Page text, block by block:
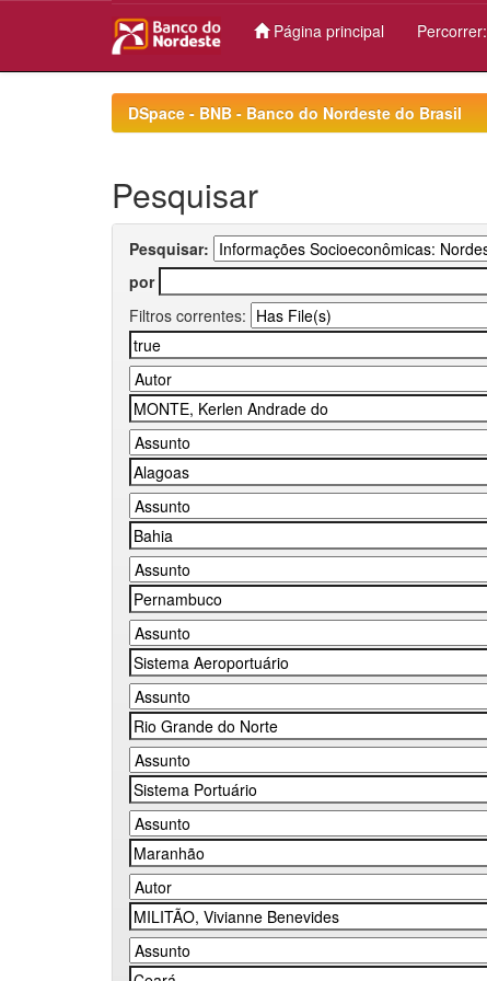
Página principal Percorrer:
DSpace - BNB - Banco do Nordeste do Brasil
Pesquisar
Pesquisar:
por
Filtros correntes: